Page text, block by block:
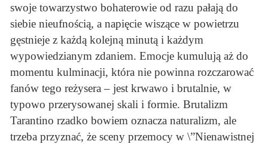
swoje towarzystwo bohaterowie od razu pałają do
siebie nieufnością, a napięcie wiszące w powietrzu
gęstnieje z każdą kolejną minutą i każdym
wypowiedzianym zdaniem. Emocje kumulują aż do
momentu kulminacji, która nie powinna rozczarować
fanów tego reżysera – jest krwawo i brutalnie, w
typowo przerysowanej skali i formie. Brutalizm
Tarantino rzadko bowiem oznacza naturalizm, ale
trzeba przyznać, że sceny przemocy w \”Nienawistnej